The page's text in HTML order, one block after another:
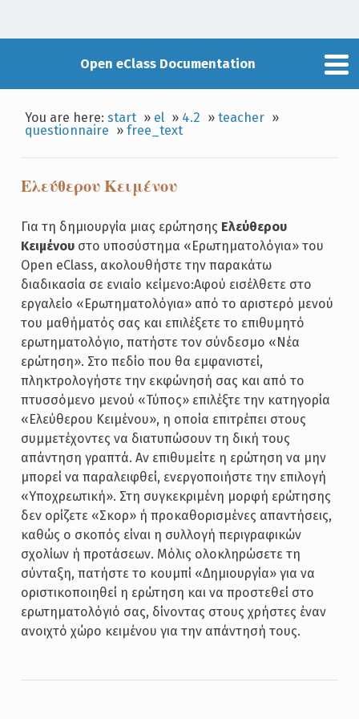
Open eClass Documentation
You are here:start » el » 4.2 »teacher »
questionnaire »free_text
Ελεύθερου Κειμένου
Για τη δημιουργία μιας ερώτησης Ελεύθερου
Κειμένουστο υποσύστημα «Ερωτηματολόγια» του
Open eClass, ακολουθήστε την παρακάτω
διαδικασία σε ενιαίο κείμενο:Αφού εισέλθετε στο
εργαλείο «Ερωτηματολόγια» από το αριστερό μενού
του μαθήματός σας και επιλέξετε το επιθυμητό
ερωτηματολόγιο, πατήστε τον σύνδεσμο «Νέα
ερώτηση». Στο πεδίο που θα εμφανιστεί,
πληκτρολογήστε την εκφώνησή σας και από το
πτυσσόμενο μενού «Τύπος» επιλέξτε την κατηγορία
«Ελεύθερου Κειμένου», η οποία επιτρέπει στους
συμμετέχοντες να διατυπώσουν τη δική τους
απάντηση γραπτά. Αν επιθυμείτε η ερώτηση να μην
μπορεί να παραλειφθεί, ενεργοποιήστε την επιλογή
«Υποχρεωτική». Στη συγκεκριμένη μορφή ερώτησης
δεν ορίζετε «Σκορ» ή προκαθορισμένες απαντήσεις,
καθώς ο σκοπός είναι η συλλογή περιγραφικών
σχολίων ή προτάσεων. Μόλις ολοκληρώσετε τη
σύνταξη, πατήστε το κουμπί «Δημιουργία» για να
οριστικοποιηθεί η ερώτηση και να προστεθεί στο
ερωτηματολόγιό σας, δίνοντας στους χρήστες έναν
ανοιχτό χώρο κειμένου για την απάντησή τους.